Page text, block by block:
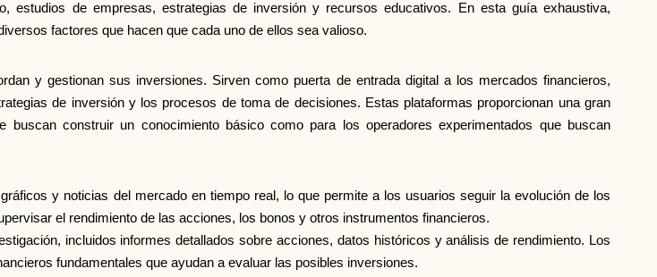
Galería de marcas
Selección de marca
Historial de Rondas
estudios de empresas, estrategias de inversión y recursos educativos. En esta guía exhaustiva,
factores que hacen que cada uno de ellos sea valioso.
y gestionan sus inversiones. Sirven como puerta de entrada digital a los mercados financieros,
de inversión y los procesos de toma de decisiones. Estas plataformas proporcionan una gran
construir un conocimiento básico como para los operadores experimentados que buscan
y noticias del mercado en tiempo real, lo que permite a los usuarios seguir la evolución de los
el rendimiento de las acciones, los bonos y otros instrumentos financieros.
incluidos informes detallados sobre acciones, datos históricos y análisis de rendimiento. Los
fundamentales que ayudan a evaluar las posibles inversiones.